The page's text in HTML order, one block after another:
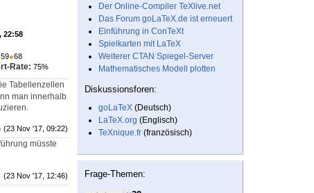
22:58
59●68
Rate: 75%
Tabellenzellen
man innerhalb
(23 Nov '17, 09:22)
müsste
(23 Nov '17, 12:46)
Der Online-Compiler TeXlive.net
Das Forum goLaTeX.de ist erneuert
Einführung in ConTeXt
Spielkarten mit LaTeX
Weiterer CTAN Spiegel-Server
Mathematisches Modell plotten
Diskussionsforen:
goLaTeX (Deutsch)
LaTeX.org (Englisch)
TeXnique.fr (französisch)
Frage-Themen: